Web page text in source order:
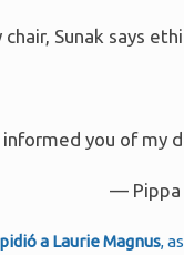
Sunak says
informed you of my
— Pippa
a Laurie Magnus,